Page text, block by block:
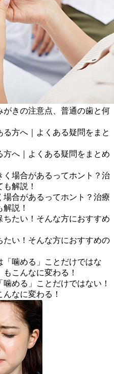
きの注意点、普通の歯と何
へ｜よくある疑問をまとめ
合があるってホント？治療
説！
い！そんな方におすすめの
める」ことだけではない！
んなに変わる！